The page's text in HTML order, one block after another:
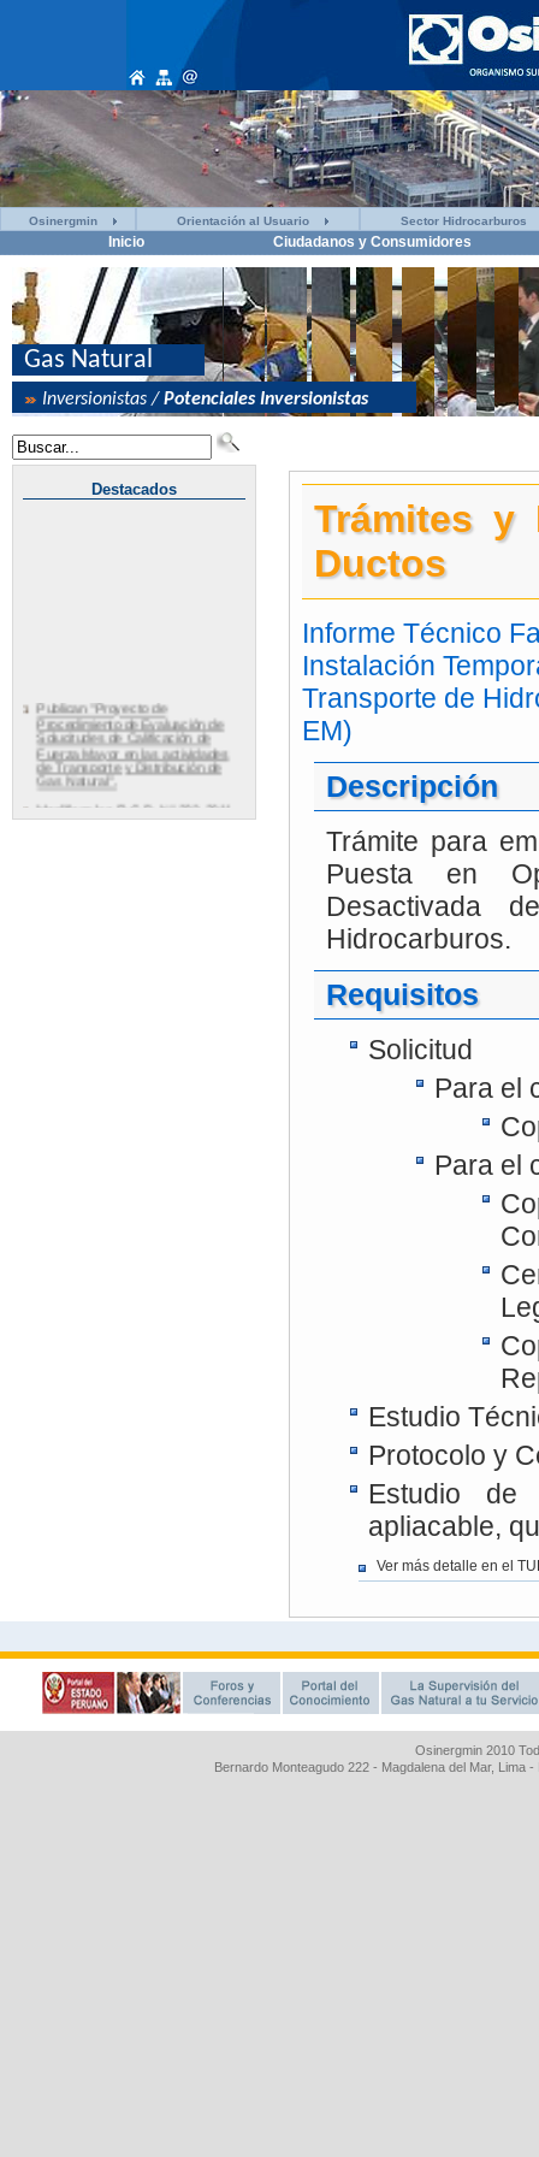
Osinergmin Orientación al Usuario Sector Hidrocarburos
Inicio Ciudadanos y Consumidores
Osinergmin 2010
Bernardo Monteagudo 222 - Magdalena del Mar, Lima